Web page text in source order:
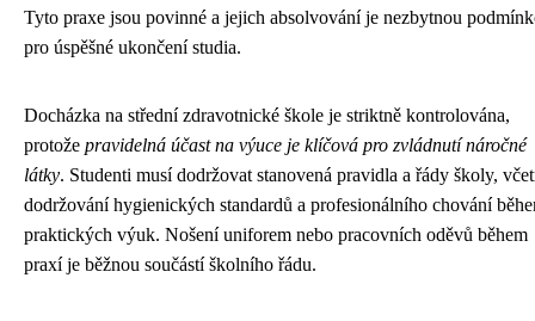
Tyto praxe jsou povinné a jejich absolvování je nezbytnou
pro úspěšné ukončení studia.
Docházka na střední zdravotnické škole je striktně kontrolována,
protože pravidelná účast na výuce je klíčová pro zvládnutí náročné
látky. Studenti musí dodržovat stanovená pravidla a řády školy,
dodržování hygienických standardů a profesionálního chování
praktických výuk. Nošení uniforem nebo pracovních oděvů během
praxí je běžnou součástí školního řádu.